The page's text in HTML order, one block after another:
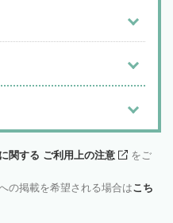
関する ご利用上の注意
をご
の掲載を希望される場合はこち